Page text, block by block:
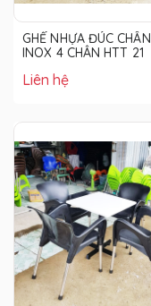
GHẾ NHỰA ĐÚC CHÂN
INOX 4 CHÂN HTT 21
Liên hệ